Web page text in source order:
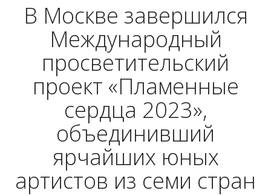
В Москве завершился
Международный
просветительский
проект «Пламенные
сердца 2023»,
объединивший
ярчайших юных
артистов из семи стран